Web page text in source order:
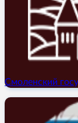
Смоленский